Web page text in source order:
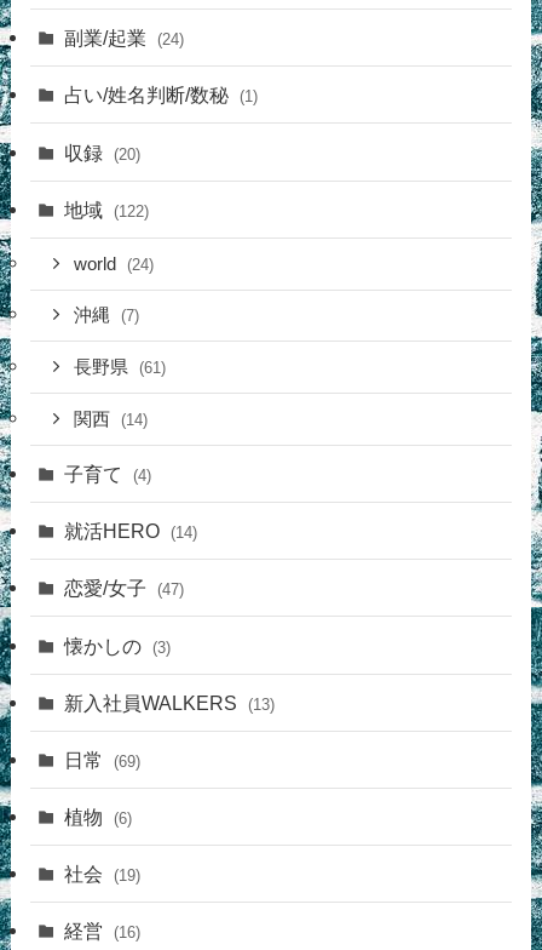
副業/起業 (24)
占い/姓名判断/数秘 (1)
収録 (20)
地域 (122)
world (24)
沖縄 (7)
長野県 (61)
関西 (14)
子育て (4)
就活HERO (14)
恋愛/女子 (47)
懐かしの (3)
新入社員WALKERS (13)
日常 (69)
植物 (6)
社会 (19)
経営 (16)